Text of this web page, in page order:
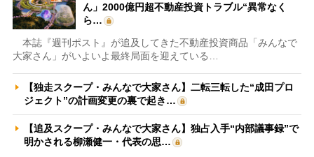
ん」2000億円超不動産投資トラブル“異常なく
ら…
本誌『週刊ポスト』が追及してきた不動産投資商品「みんなで
大家さん」がいよいよ最終局面を迎えている…
【独走スクープ・みんなで大家さん】二転三転した“成田プロ
ジェクト”の計画変更の裏で起き…
【追及スクープ・みんなで大家さん】独占入手“内部議事録”で
明かされる柳瀬健一・代表の思…